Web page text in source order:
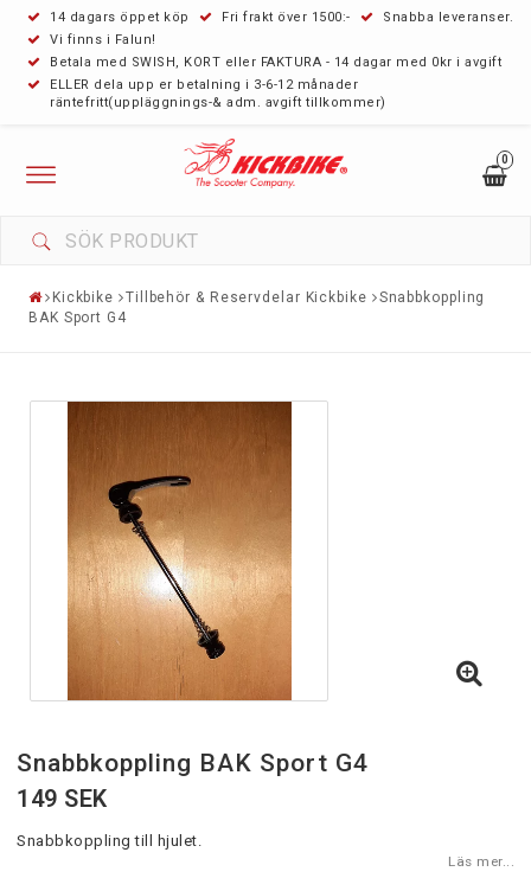
14 dagars öppet köp Fri frakt över 1500:-
Snabba leveranser.
Vi finns i Falun!
Betala med SWISH, KORT eller FAKTURA - 14 dagar med 0kr i avgift
ELLER dela upp er betalning i 3-6-12 månader
räntefritt(uppläggnings-& adm. avgift tillkommer)
0
Toggle
navigation
Kickbike Tillbehör & Reservdelar Kickbike
Snabbkoppling
BAK Sport G4
Snabbkoppling BAK Sport G4
149 SEK
Snabbkoppling till hjulet.
Läs mer...